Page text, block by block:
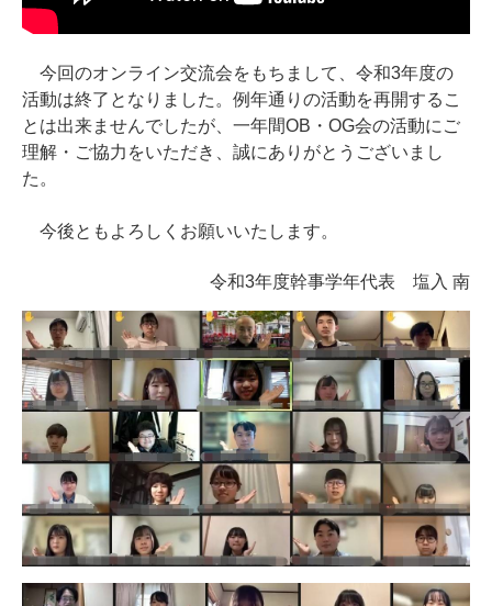
今回のオンライン交流会をもちまして、令和3年度の
活動は終了となりました。例年通りの活動を再開するこ
とは出来ませんでしたが、一年間OB・OG会の活動にご
理解・ご協力をいただき、誠にありがとうございまし
た。
今後ともよろしくお願いいたします。
令和3年度幹事学年代表 塩入 南